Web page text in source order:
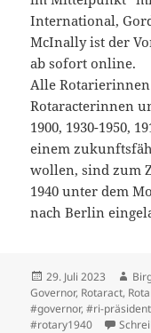
International,
McInally ist der
ab sofort online.
Alle
Rotaracterinnen
1900, 1930-1950,
einem
wollen, sind zum
1940 unter dem
nach Berlin
Veröffentlicht
am
29. Juli 2023
Governor, Rotaract,
#governor,#ri-präsident
#rotary1940